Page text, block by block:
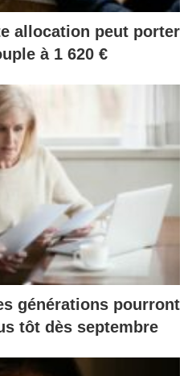
allocation peut porter
à 1 620 €
générations pourront
tôt dès septembre